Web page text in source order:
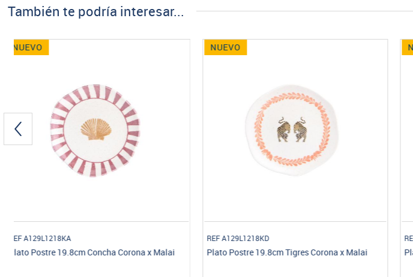
También te podría interesar...
NUEVO
REF A129L1218KD
Plato Postre 19.8cm Tigres Corona x Malai
NUEVO
REF A129L3428A
Plato Pando 27.7cm Morado Corona x Malai